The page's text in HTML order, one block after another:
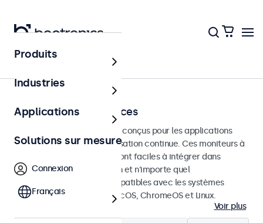
Écrans tactiles
Écrans tactiles 7 pouces
Écrans tactiles de 7 pouces conçus pour les applications
professionnelles et une utilisation continue. Ces moniteurs à
écran tactile de 7 pouces sont faciles à intégrer dans
n'importe quelle application et n'importe quel
environnement et sont compatibles avec les systèmes
d'exploitation Windows, macOS, ChromeOS et Linux.
Voir plus
Produits
Industries
Applications
Solutions sur mesure
Connexion
Français